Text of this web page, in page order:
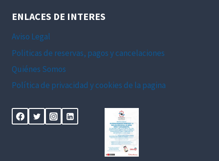
ENLACES DE INTERES
Aviso Legal
Politicas de reservas, pagos y cancelaciones
Quiénes Somos
Política de privacidad y cookies de la pagina